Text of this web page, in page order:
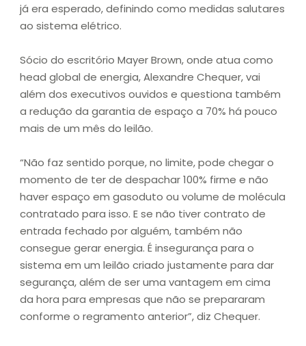
já era esperado, definindo como medidas salutares
ao sistema elétrico.
Sócio do escritório Mayer Brown, onde atua como
head global de energia, Alexandre Chequer, vai
além dos executivos ouvidos e questiona também
a redução da garantia de espaço a 70% há pouco
mais de um mês do leilão.
“Não faz sentido porque, no limite, pode chegar o
momento de ter de despachar 100% firme e não
haver espaço em gasoduto ou volume de molécula
contratado para isso. E se não tiver contrato de
entrada fechado por alguém, também não
consegue gerar energia. É insegurança para o
sistema em um leilão criado justamente para dar
segurança, além de ser uma vantagem em cima
da hora para empresas que não se prepararam
conforme o regramento anterior”, diz Chequer.